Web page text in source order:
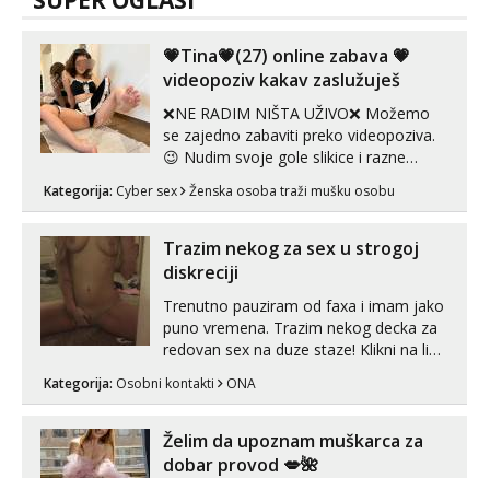
💗Tina💗(27) online zabava 💗
videopoziv kakav zaslužuješ
❌NE RADIM NIŠTA UŽIVO❌ Možemo
se zajedno zabaviti preko videopoziva.
😉 Nudim svoje gole slikice i razne
videouradke. 🤩 Za online zabavu pošalji
poruku na Whatsapp, Telegram ili Viber.
autentičnosti možeš me vidjeti na
videopozivu. 😉 S vama sam vec 5 ...
Kategorija: Cyber sex Ženska osoba traži mušku osobu
Trazim nekog za sex u strogoj
diskreciji
Trenutno pauziram od faxa i imam jako
puno vremena. Trazim nekog decka za
redovan sex na duze staze! Klikni na link
Kategorija: Osobni kontakti ONA
Želim da upoznam muškarca za
dobar provod 💋🌺